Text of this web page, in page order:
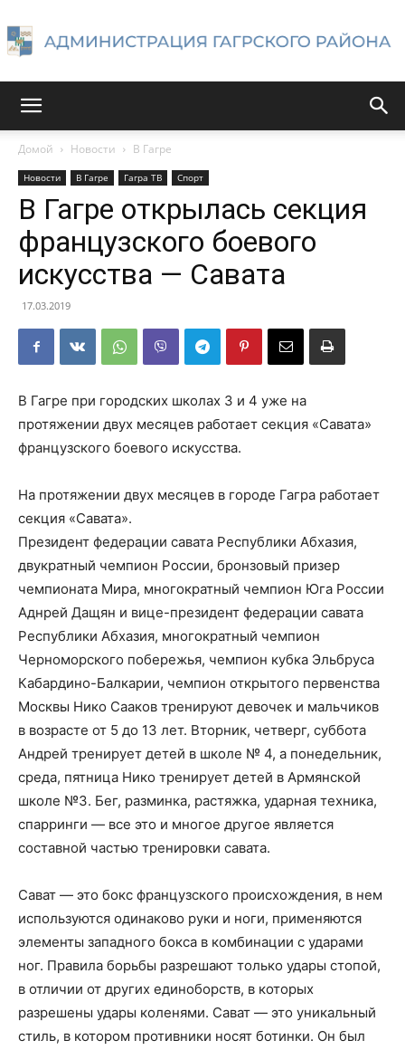
Гагрского
района
Домой Новости В Гагре
Новости В Гагре Гагра ТВ Спорт
В Гагре открылась секция
французского боевого
искусства — Савата
17.03.2019
В Гагре при городских школах 3 и 4 уже на
протяжении двух месяцев работает секция «Савата»
французского боевого искусства.
На протяжении двух месяцев в городе Гагра работает
секция «Савата».
Президент федерации савата Республики Абхазия,
двукратный чемпион России, бронзовый призер
чемпионата Мира, многократный чемпион Юга России
Аднрей Дащян и вице-президент федерации савата
Республики Абхазия, многократный чемпион
Черноморского побережья, чемпион кубка Эльбруса
Кабардино-Балкарии, чемпион открытого первенства
Москвы Нико Сааков тренируют девочек и мальчиков
в возрасте от 5 до 13 лет. Вторник, четверг, суббота
Андрей тренирует детей в школе № 4, а понедельник,
среда, пятница Нико тренирует детей в Армянской
школе №3. Бег, разминка, растяжка, ударная техника,
спарринги — все это и многое другое является
составной частью тренировки савата.
Сават — это бокс французского происхождения, в нем
используются одинаково руки и ноги, применяются
элементы западного бокса в комбинации с ударами
ног. Правила борьбы разрешают только удары стопой,
в отличии от других единоборств, в которых
разрешены удары коленями. Сават — это уникальный
стиль, в котором противники носят ботинки. Он был